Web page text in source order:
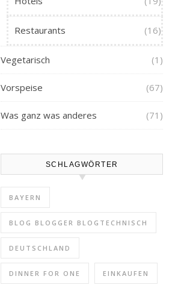
Restaurants (16)
Vegetarisch (1)
Vorspeise (67)
Was ganz was anderes (71)
SCHLAGWÖRTER
BAYERN
BLOG BLOGGER BLOGTECHNISCH
DEUTSCHLAND
DINNER FOR ONE EINKAUFEN